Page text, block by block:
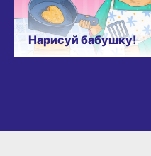
Нарисуй бабушку!